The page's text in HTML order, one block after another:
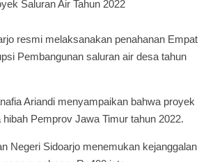
Saluran Air Tahun 2022
resmi melaksanakan penahanan Empat
Pembangunan saluran air desa tahun
Ariandi menyampaikan bahwa proyek
Pemprov Jawa Timur tahun 2022.
Negeri Sidoarjo menemukan kejanggalan